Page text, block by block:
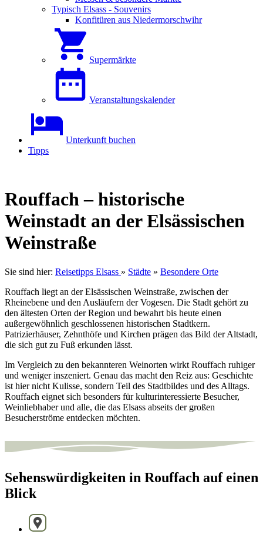
Typisch Elsass - Souvenirs
Konfitüren aus Niedermorschwihr
Supermärkte
Veranstaltungskalender
Unterkunft buchen
Tipps
Rouffach – historische
Weinstadt an der Elsässischen
Weinstraße
Sie sind hier: Reisetipps Elsass » Städte » Besondere Orte
Rouffach liegt an der Elsässischen Weinstraße, zwischen der
Rheinebene und den Ausläufern der Vogesen. Die Stadt gehört zu
den ältesten Orten der Region und bewahrt bis heute einen
außergewöhnlich geschlossenen historischen Stadtkern.
Patrizierhäuser, Zehnthöfe und Kirchen prägen das Bild der Altstadt,
die sich gut zu Fuß erkunden lässt.
Im Vergleich zu den bekannteren Weinorten wirkt Rouffach ruhiger
und weniger inszeniert. Genau das macht den Reiz aus: Geschichte
ist hier nicht Kulisse, sondern Teil des Stadtbildes und des Alltags.
Rouffach eignet sich besonders für kulturinteressierte Besucher,
Weinliebhaber und alle, die das Elsass abseits der großen
Besucherströme entdecken möchten.
Sehenswürdigkeiten in Rouffach auf einen
Blick